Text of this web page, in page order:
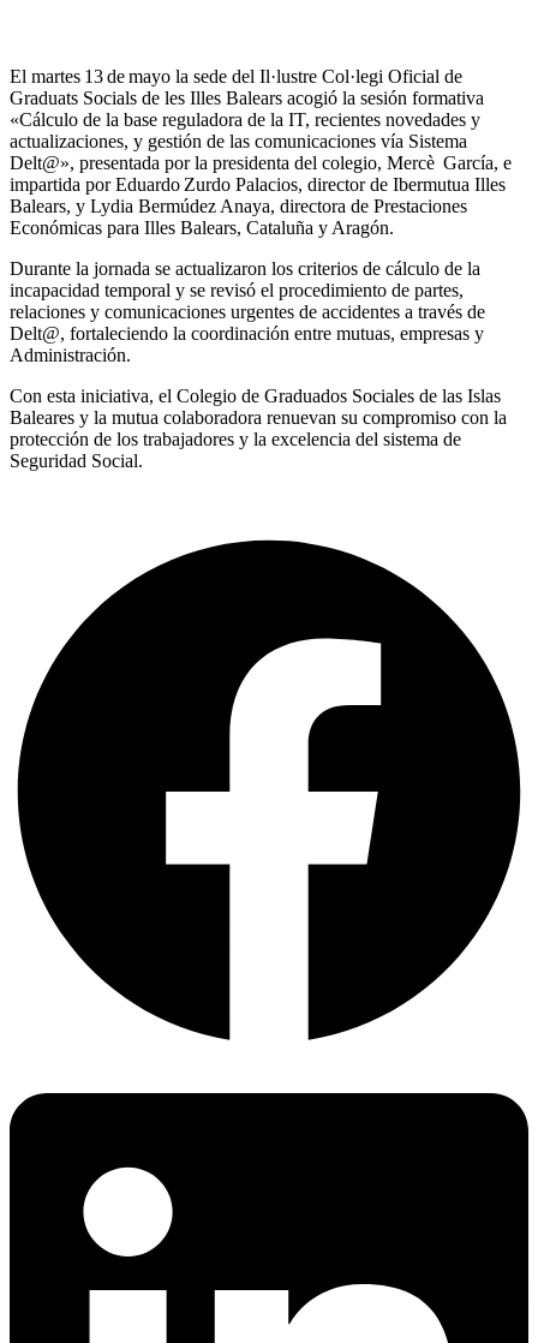
El martes 13 de mayo la sede del Il·lustre Col·legi Oficial de
Graduats Socials de les Illes Balears acogió la sesión formativa
«Cálculo de la base reguladora de la IT, recientes novedades y
actualizaciones, y gestión de las comunicaciones vía Sistema
Delt@», presentada por la presidenta del colegio, Mercè García, e
impartida por Eduardo Zurdo Palacios, director de Ibermutua Illes
Balears, y Lydia Bermúdez Anaya, directora de Prestaciones
Económicas para Illes Balears, Cataluña y Aragón.
Durante la jornada se actualizaron los criterios de cálculo de la
incapacidad temporal y se revisó el procedimiento de partes,
relaciones y comunicaciones urgentes de accidentes a través de
Delt@, fortaleciendo la coordinación entre mutuas, empresas y
Administración.
Con esta iniciativa, el Colegio de Graduados Sociales de las Islas
Baleares y la mutua colaboradora renuevan su compromiso con la
protección de los trabajadores y la excelencia del sistema de
Seguridad Social.